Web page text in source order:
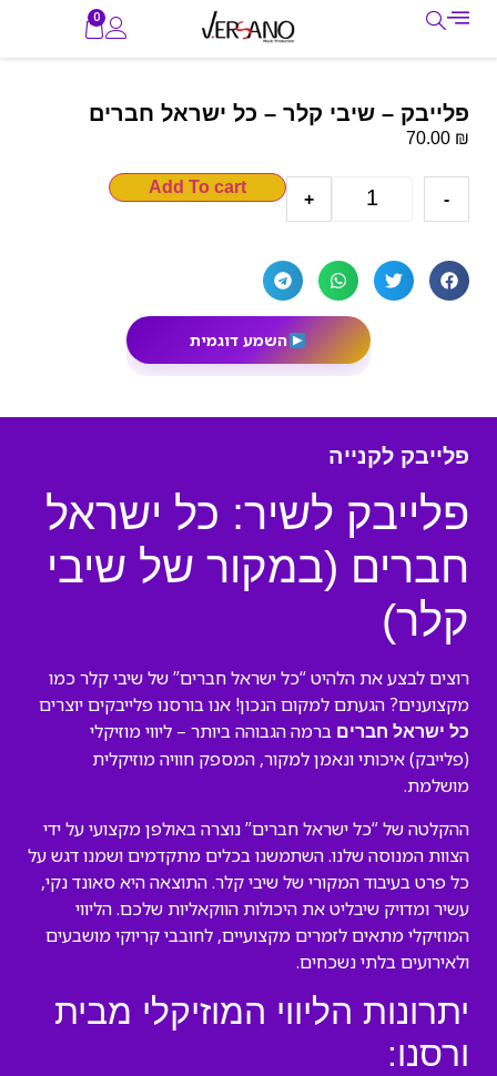
0
פלייבק – שיבי קלר – כל ישראל חברים
70.00 ₪
-
+
Add To cart
השמע דוגמית
פלייבק לקנייה
פלייבק לשיר: כל ישראל
חברים (במקור של שיבי
קלר)
רוצים לבצע את הלהיט “כל ישראל חברים” של שיבי קלר כמו
מקצוענים? הגעתם למקום הנכון! אנו בורסנו פלייבקים יוצרים
כל ישראל חברים ברמה הגבוהה ביותר – ליווי מוזיקלי
(פלייבק) איכותי ונאמן למקור, המספק חוויה מוזיקלית
מושלמת.
ההקלטה של “כל ישראל חברים” נוצרה באולפן מקצועי על ידי
הצוות המנוסה שלנו. השתמשנו בכלים מתקדמים ושמנו דגש על
כל פרט בעיבוד המקורי של שיבי קלר. התוצאה היא סאונד נקי,
עשיר ומדויק שיבליט את היכולות הווקאליות שלכם. הליווי
המוזיקלי מתאים לזמרים מקצועיים, לחובבי קריוקי מושבעים
ולאירועים בלתי נשכחים.
יתרונות הליווי המוזיקלי מבית
ורסנו: